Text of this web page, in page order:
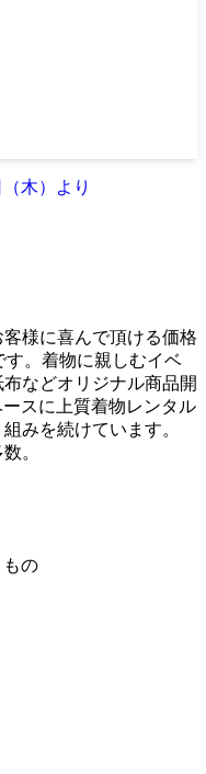
木）より
客様に喜んで頂ける価格
。着物に親しむイベ
などオリジナル商品開
スに上質着物レンタル
みを続けています。
。
の